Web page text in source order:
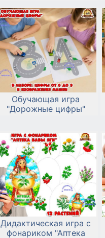
Обучающая игра
"Дорожные цифры"
Дидактическая игра с
фонариком "Аптека